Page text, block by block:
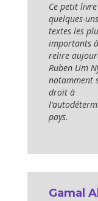
Ce petit
quelques-
textes les
importants
relire
Ruben Um
notamment
droit à
pays.
Gamal